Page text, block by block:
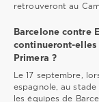
retrouveront au
Barcelone contre
continueront-elles
Primera ?
Le 17 septembre,
espagnole, au
les équipes de